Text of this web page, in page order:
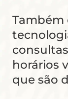
Também
horários
que são